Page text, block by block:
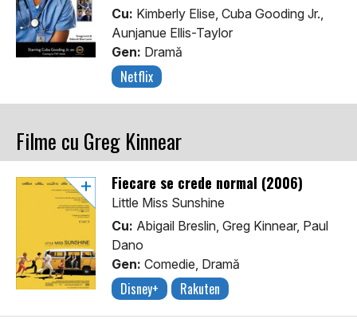
Cu: Kimberly Elise, Cuba Gooding Jr.,
Aunjanue Ellis-Taylor
Gen: Dramă
Netflix
Filme cu Greg Kinnear
Fiecare se crede normal (2006)
Little Miss Sunshine
Cu: Abigail Breslin, Greg Kinnear, Paul
Dano
Gen: Comedie, Dramă
Disney+ Rakuten